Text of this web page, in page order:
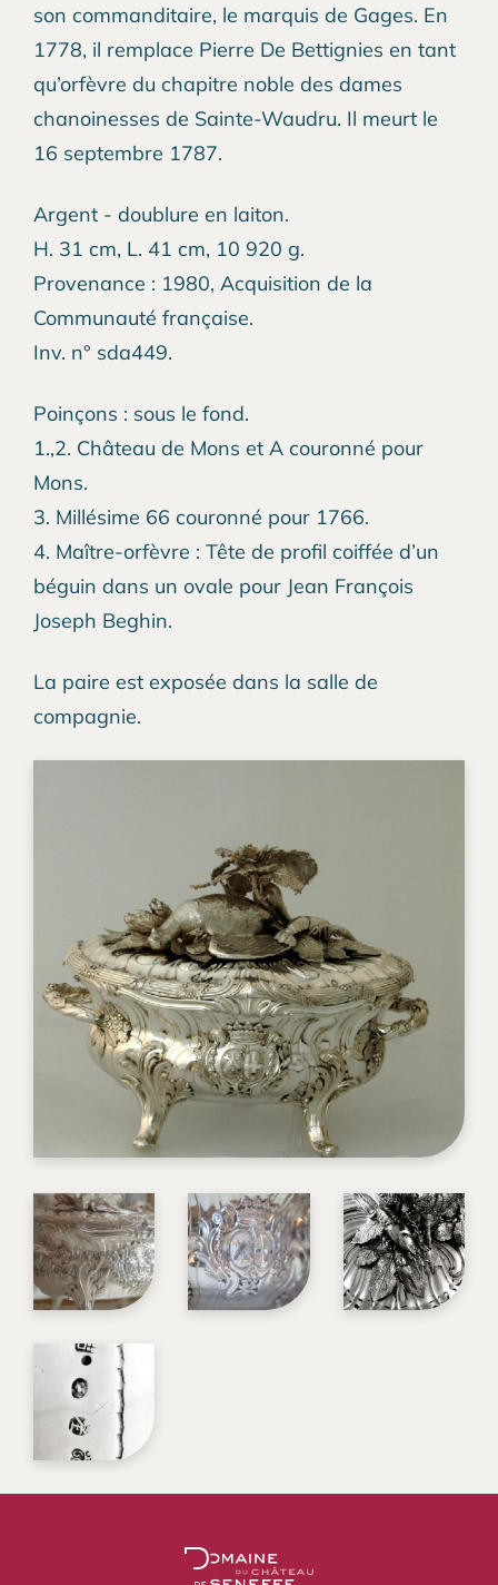
son commanditaire, le marquis de Gages. En
1778, il remplace Pierre De Bettignies en tant
qu’orfèvre du chapitre noble des dames
chanoinesses de Sainte-Waudru. Il meurt le
16 septembre 1787.
Argent - doublure en laiton.
H. 31 cm, L. 41 cm, 10 920 g.
Provenance : 1980, Acquisition de la
Communauté française.
Inv. n° sda449.
Poinçons : sous le fond.
1.,2. Château de Mons et A couronné pour
Mons.
3. Millésime 66 couronné pour 1766.
4. Maître-orfèvre : Tête de profil coiffée d’un
béguin dans un ovale pour Jean François
Joseph Beghin.
La paire est exposée dans la salle de
compagnie.